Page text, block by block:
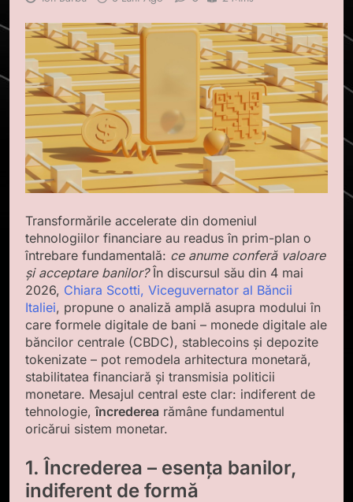
Transformările accelerate din domeniul
tehnologiilor financiare au readus în prim-plan o
întrebare fundamentală: ce anume conferă valoare
și acceptare banilor?În discursul său din 4 mai
2026, Chiara Scotti, Viceguvernator al Băncii
Italiei, propune o analiză amplă asupra modului în
care formele digitale de bani – monede digitale ale
băncilor centrale (CBDC), stablecoins și depozite
tokenizate – pot remodela arhitectura monetară,
stabilitatea financiară și transmisia politicii
monetare. Mesajul central este clar: indiferent de
tehnologie,încrederea rămâne fundamentul
oricărui sistem monetar.
1. Încrederea – esența banilor,
indiferent de formă